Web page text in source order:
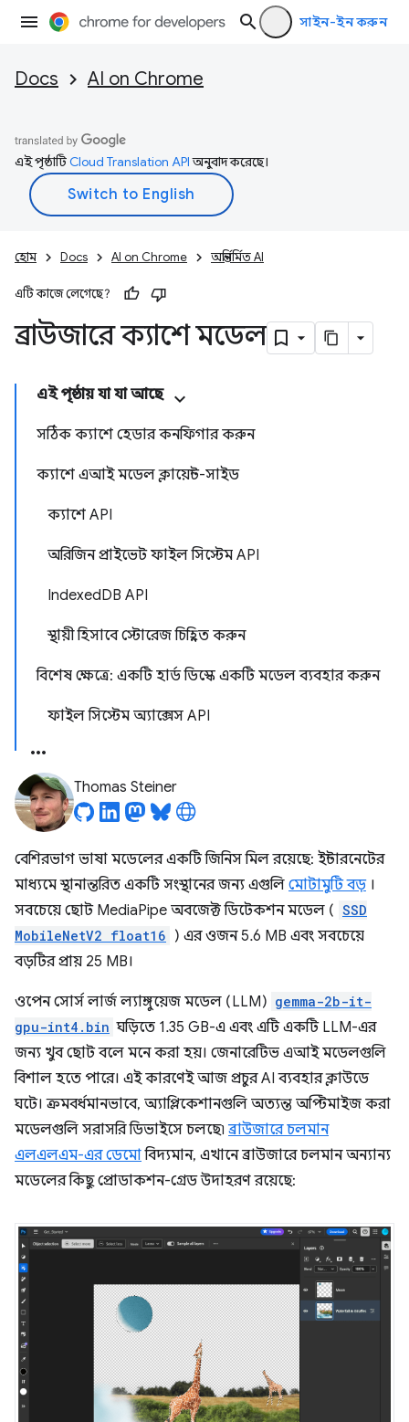
সাইন-ইন করুন
Docs AI on Chrome
এই পৃষ্ঠাটিCloud Translation APIঅনুবাদ করেছে।
হোম Docs AI on Chrome অন্তর্নির্মিত AI
এটি কাজে লেগেছে?
ব্রাউজারে ক্যাশে মডেল
এই পৃষ্ঠায় যা যা আছে
সঠিক ক্যাশে হেডার কনফিগার করুন
ক্যাশে এআই মডেল ক্লায়েন্ট-সাইড
ক্যাশে API
অরিজিন প্রাইভেট ফাইল সিস্টেম API
IndexedDB API
স্থায়ী হিসাবে স্টোরেজ চিহ্নিত করুন
বিশেষ ক্ষেত্রে: একটি হার্ড ডিস্কে একটি মডেল ব্যবহার করুন
ফাইল সিস্টেম অ্যাক্সেস API
Thomas Steiner
বেশিরভাগ ভাষা মডেলের একটি জিনিস মিল রয়েছে: ইন্টারনেটের
মাধ্যমে স্থানান্তরিত একটি সংস্থানের জন্য এগুলি মোটামুটি বড়।
সবচেয়ে ছোট MediaPipe অবজেক্ট ডিটেকশন মডেল ( SSD
MobileNetV2 float16 ) এর ওজন 5.6 MB এবং সবচেয়ে
বড়টির প্রায় 25 MB।
ওপেন সোর্স লার্জ ল্যাঙ্গুয়েজ মডেল (LLM) gemma-2b-it-
gpu-int4.bin ঘড়িতে 1.35 GB-এ এবং এটি একটি LLM-এর
জন্য খুব ছোট বলে মনে করা হয়। জেনারেটিভ এআই মডেলগুলি
বিশাল হতে পারে। এই কারণেই আজ প্রচুর AI ব্যবহার ক্লাউডে
ঘটে। ক্রমবর্ধমানভাবে, অ্যাপ্লিকেশানগুলি অত্যন্ত অপ্টিমাইজ করা
মডেলগুলি সরাসরি ডিভাইসে চলছে৷ ব্রাউজারে চলমান
এলএলএম-এর ডেমোবিদ্যমান, এখানে ব্রাউজারে চলমান অন্যান্য
মডেলের কিছু প্রোডাকশন-গ্রেড উদাহরণ রয়েছে: